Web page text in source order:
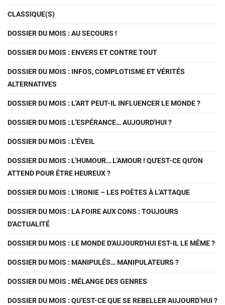
CLASSIQUE(S)
DOSSIER DU MOIS : AU SECOURS !
DOSSIER DU MOIS : ENVERS ET CONTRE TOUT
DOSSIER DU MOIS : INFOS, COMPLOTISME ET VÉRITÉS
ALTERNATIVES
DOSSIER DU MOIS : L'ART PEUT-IL INFLUENCER LE MONDE ?
DOSSIER DU MOIS : L'ESPÉRANCE… AUJOURD'HUI ?
DOSSIER DU MOIS : L'ÉVEIL
DOSSIER DU MOIS : L'HUMOUR… L'AMOUR ! QU'EST-CE QU'ON
ATTEND POUR ÊTRE HEUREUX ?
DOSSIER DU MOIS : L'IRONIE – LES POÈTES À L'ATTAQUE
DOSSIER DU MOIS : LA FOIRE AUX CONS : TOUJOURS
D'ACTUALITÉ
DOSSIER DU MOIS : LE MONDE D'AUJOURD'HUI EST-IL LE MÊME ?
DOSSIER DU MOIS : MANIPULÉS… MANIPULATEURS ?
DOSSIER DU MOIS : MÉLANGE DES GENRES
DOSSIER DU MOIS : QU’EST-CE QUE SE REBELLER AUJOURD’HUI ?